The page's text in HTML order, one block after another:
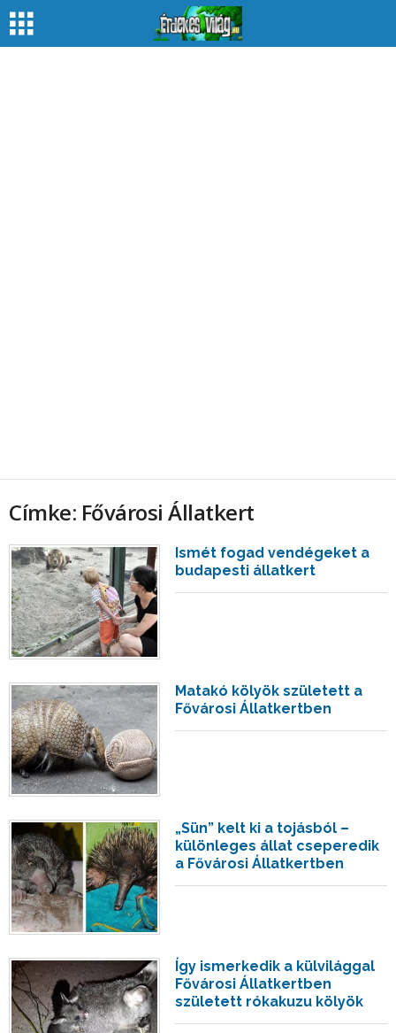
Címke: Fővárosi Állatkert
Ismét fogad vendégeket a
budapesti állatkert
Matakó kölyök született a
Fővárosi Állatkertben
„Sün” kelt ki a tojásból –
különleges állat cseperedik
a Fővárosi Állatkertben
Így ismerkedik a külvilággal
Fővárosi Állatkertben
született rókakuzu kölyök